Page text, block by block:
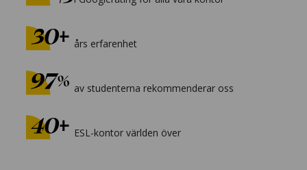
års erfarenhet
av studenterna rekommenderar oss
ESL-kontor världen över